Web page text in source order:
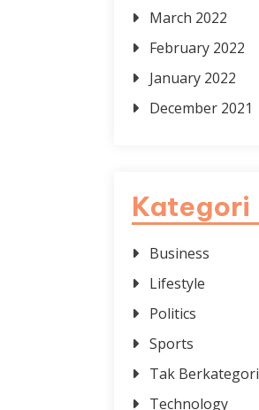
March 2022
February 2022
January 2022
December 2021
Kategori
Business
Lifestyle
Politics
Sports
Tak Berkategori
Technology